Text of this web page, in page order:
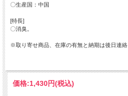
〇生産国：中国
[特長]
〇消臭。
※取り寄せ商品、在庫の有無と納期は後日連絡
価格:1,430円(税込)